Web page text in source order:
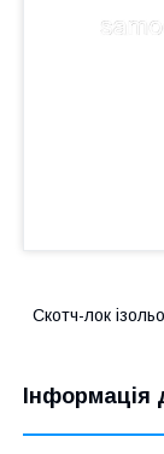
Скотч-лок
Інформація